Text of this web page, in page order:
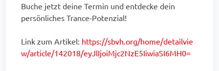
Buche jetzt deine Termin und entdecke dein
persönliches Trance-Potenzial!
Link zum Artikel: https://sbvh.org/home/detailvie
w/article/142018/eyJlIjoiMjc2NzE5IiwiaSI6MH0=